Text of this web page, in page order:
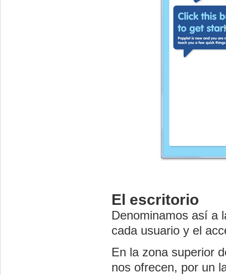
El escritorio
Denominamos así a
cada usuario y el
En la zona superior
nos ofrecen, por un